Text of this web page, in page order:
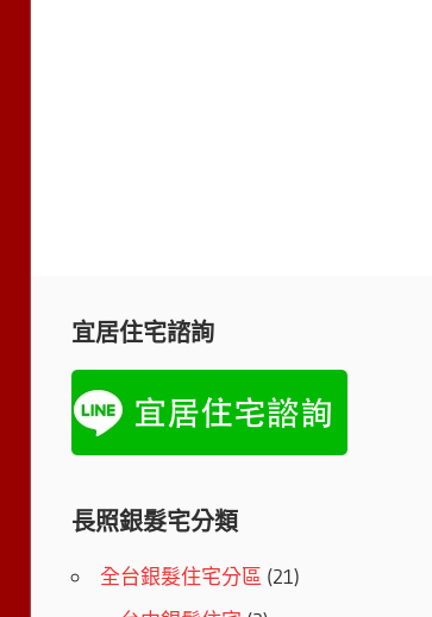
宜居住宅諮詢
長照銀髮宅分類
全台銀髮住宅分區 (21)